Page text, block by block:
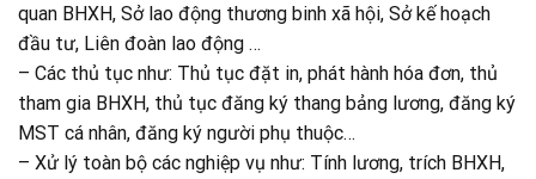
quan BHXH, Sở lao động thương binh xã hội, Sở kế hoạch
đầu tư, Liên đoàn lao động …
– Các thủ tục như: Thủ tục đặt in, phát hành hóa đơn, thủ
tham gia BHXH, thủ tục đăng ký thang bảng lương, đăng ký
MST cá nhân, đăng ký người phụ thuộc…
– Xử lý toàn bộ các nghiệp vụ như: Tính lương, trích BHXH,